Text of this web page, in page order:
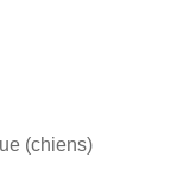
(chiens)